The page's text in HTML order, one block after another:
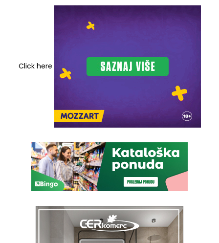
Click here